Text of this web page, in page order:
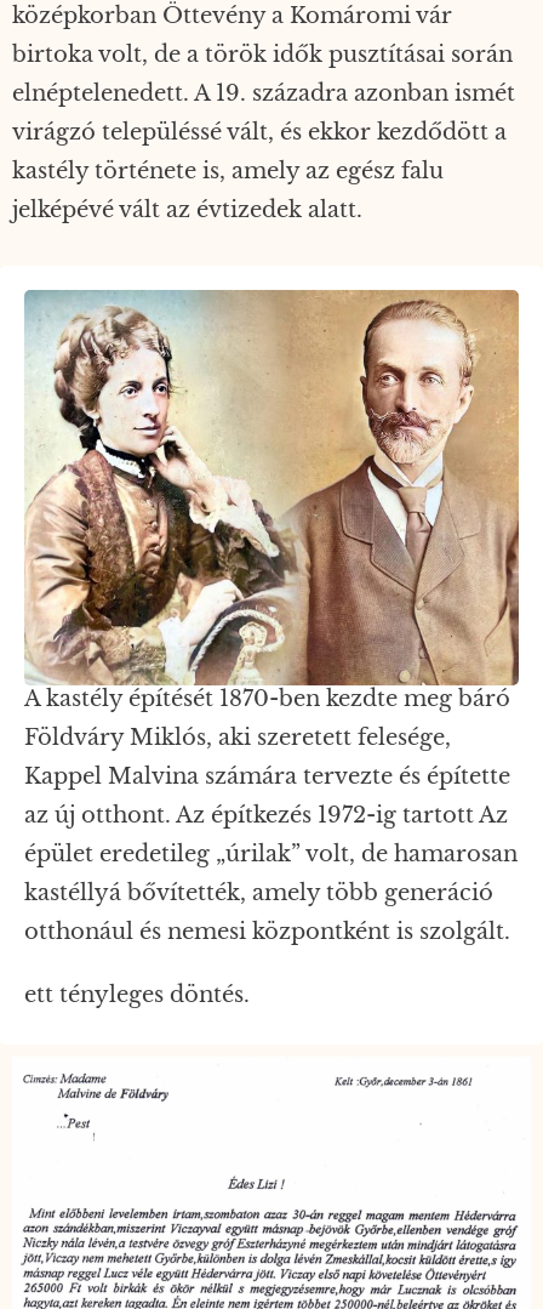
középkorban Öttevény a Komáromi vár
birtoka volt, de a török idők pusztításai során
elnéptelenedett. A 19. századra azonban ismét
virágzó településsé vált, és ekkor kezdődött a
kastély története is, amely az egész falu
jelképévé vált az évtizedek alatt.
A kastély építését 1870-ben kezdte meg báró
Földváry Miklós, aki szeretett felesége,
Kappel Malvina számára tervezte és építette
az új otthont. Az építkezés 1972-ig tartott Az
épület eredetileg „úrilak” volt, de hamarosan
kastéllyá bővítették, amely több generáció
otthonául és nemesi központként is szolgált.
ett tényleges döntés.